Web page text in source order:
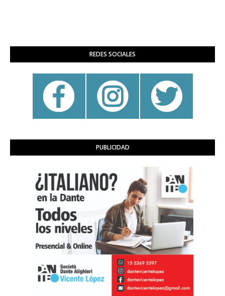
REDES SOCIALES
PUBLICIDAD